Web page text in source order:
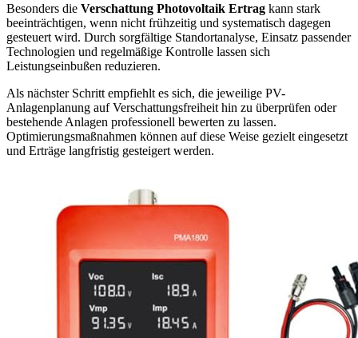
Besonders die Verschattung Photovoltaik Ertrag kann stark
beeinträchtigen, wenn nicht frühzeitig und systematisch dagegen
gesteuert wird. Durch sorgfältige Standortanalyse, Einsatz passender
Technologien und regelmäßige Kontrolle lassen sich
Leistungseinbußen reduzieren.
Als nächster Schritt empfiehlt es sich, die jeweilige PV-
Anlagenplanung auf Verschattungsfreiheit hin zu überprüfen oder
bestehende Anlagen professionell bewerten zu lassen.
Optimierungsmaßnahmen können auf diese Weise gezielt eingesetzt
und Erträge langfristig gesteigert werden.